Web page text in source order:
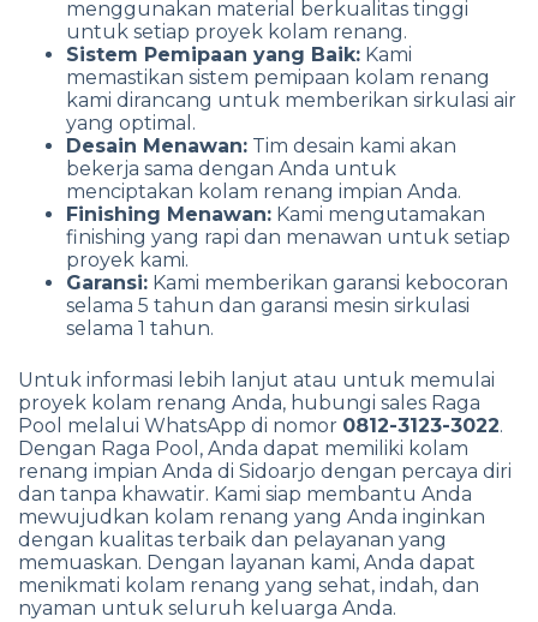
menggunakan material berkualitas tinggi
untuk setiap proyek kolam renang.
Sistem Pemipaan yang Baik: Kami
memastikan sistem pemipaan kolam renang
kami dirancang untuk memberikan sirkulasi air
yang optimal.
Desain Menawan: Tim desain kami akan
bekerja sama dengan Anda untuk
menciptakan kolam renang impian Anda.
Finishing Menawan: Kami mengutamakan
finishing yang rapi dan menawan untuk setiap
proyek kami.
Garansi: Kami memberikan garansi kebocoran
selama 5 tahun dan garansi mesin sirkulasi
selama 1 tahun.
Untuk informasi lebih lanjut atau untuk memulai
proyek kolam renang Anda, hubungi sales Raga
Pool melalui WhatsApp di nomor 0812-3123-3022.
Dengan Raga Pool, Anda dapat memiliki kolam
renang impian Anda di Sidoarjo dengan percaya diri
dan tanpa khawatir. Kami siap membantu Anda
mewujudkan kolam renang yang Anda inginkan
dengan kualitas terbaik dan pelayanan yang
memuaskan. Dengan layanan kami, Anda dapat
menikmati kolam renang yang sehat, indah, dan
nyaman untuk seluruh keluarga Anda.